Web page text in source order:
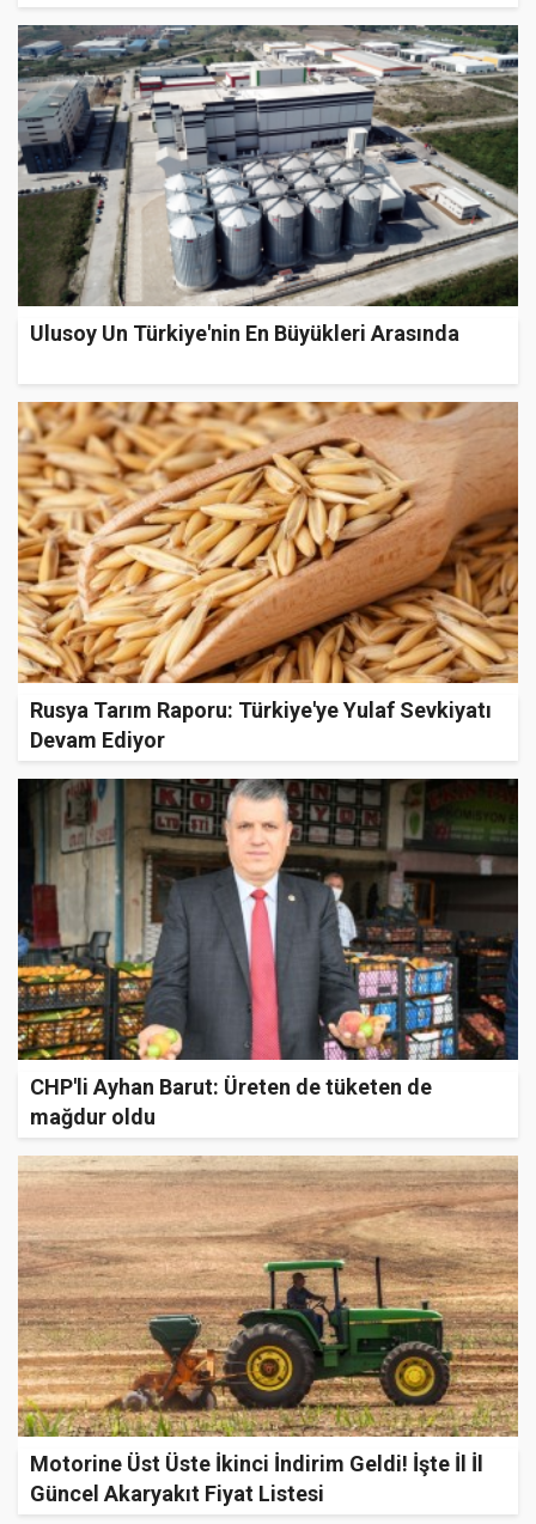
Ulusoy Un Türkiye'nin En Büyükleri Arasında
Rusya Tarım Raporu: Türkiye'ye Yulaf Sevkiyatı
Devam Ediyor
CHP'li Ayhan Barut: Üreten de tüketen de
mağdur oldu
Motorine Üst Üste İkinci İndirim Geldi! İşte İl İl
Güncel Akaryakıt Fiyat Listesi